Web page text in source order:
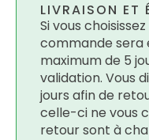
LIVRAISON ET
Si vous
commande sera
maximum de 5
validation. Vous
jours afin de
celle-ci ne vous
retour sont à